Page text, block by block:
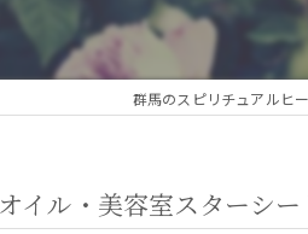
群馬のスピリチュアルヒ
イル・美容室スターシ